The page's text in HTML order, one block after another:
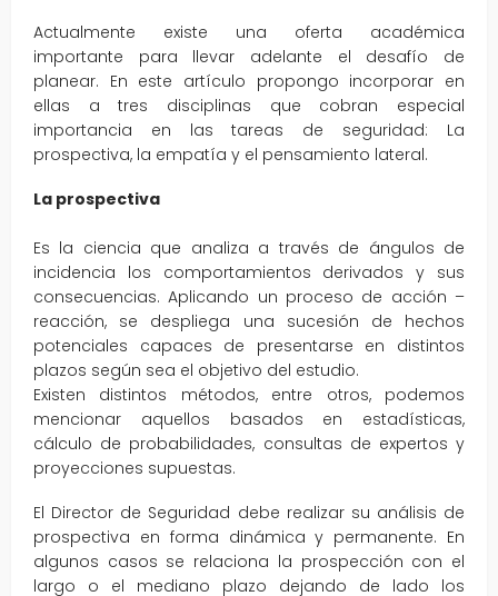
Actualmente existe una oferta académica
importante para llevar adelante el desafío de
planear. En este artículo propongo incorporar en
ellas a tres disciplinas que cobran especial
importancia en las tareas de seguridad: La
prospectiva, la empatía y el pensamiento lateral.
La prospectiva
Es la ciencia que analiza a través de ángulos de
incidencia los comportamientos derivados y sus
consecuencias. Aplicando un proceso de acción –
reacción, se despliega una sucesión de hechos
potenciales capaces de presentarse en distintos
plazos según sea el objetivo del estudio.
Existen distintos métodos, entre otros, podemos
mencionar aquellos basados en estadísticas,
cálculo de probabilidades, consultas de expertos y
proyecciones supuestas.
El Director de Seguridad debe realizar su análisis de
prospectiva en forma dinámica y permanente. En
algunos casos se relaciona la prospección con el
largo o el mediano plazo dejando de lado los